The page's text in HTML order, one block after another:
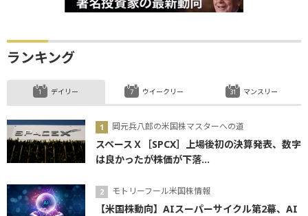
ランキング
デイリー
岡元兵八郎の米国株マスターへの道
スペースＸ［SPCX］上場後初の決算発表、数字
は良かったが株価が下落...
モトリーフール米国株情報
【米国株動向】AIスーパーサイクル第2幕、AI
ウイークリー マンスリー